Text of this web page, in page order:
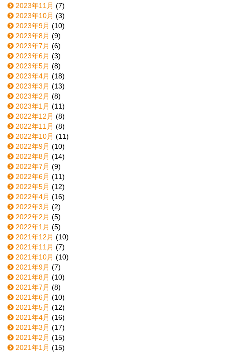
2023年11月 (7)
2023年10月 (3)
2023年9月 (10)
2023年8月 (9)
2023年7月 (6)
2023年6月 (3)
2023年5月 (8)
2023年4月 (18)
2023年3月 (13)
2023年2月 (8)
2023年1月 (11)
2022年12月 (8)
2022年11月 (8)
2022年10月 (11)
2022年9月 (10)
2022年8月 (14)
2022年7月 (9)
2022年6月 (11)
2022年5月 (12)
2022年4月 (16)
2022年3月 (2)
2022年2月 (5)
2022年1月 (5)
2021年12月 (10)
2021年11月 (7)
2021年10月 (10)
2021年9月 (7)
2021年8月 (10)
2021年7月 (8)
2021年6月 (10)
2021年5月 (12)
2021年4月 (16)
2021年3月 (17)
2021年2月 (15)
2021年1月 (15)